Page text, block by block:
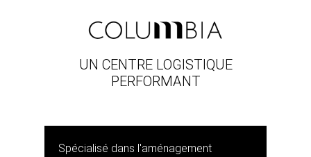
UN CENTRE LOGISTIQUE
PERFORMANT
Spécialisé dans l'aménagement